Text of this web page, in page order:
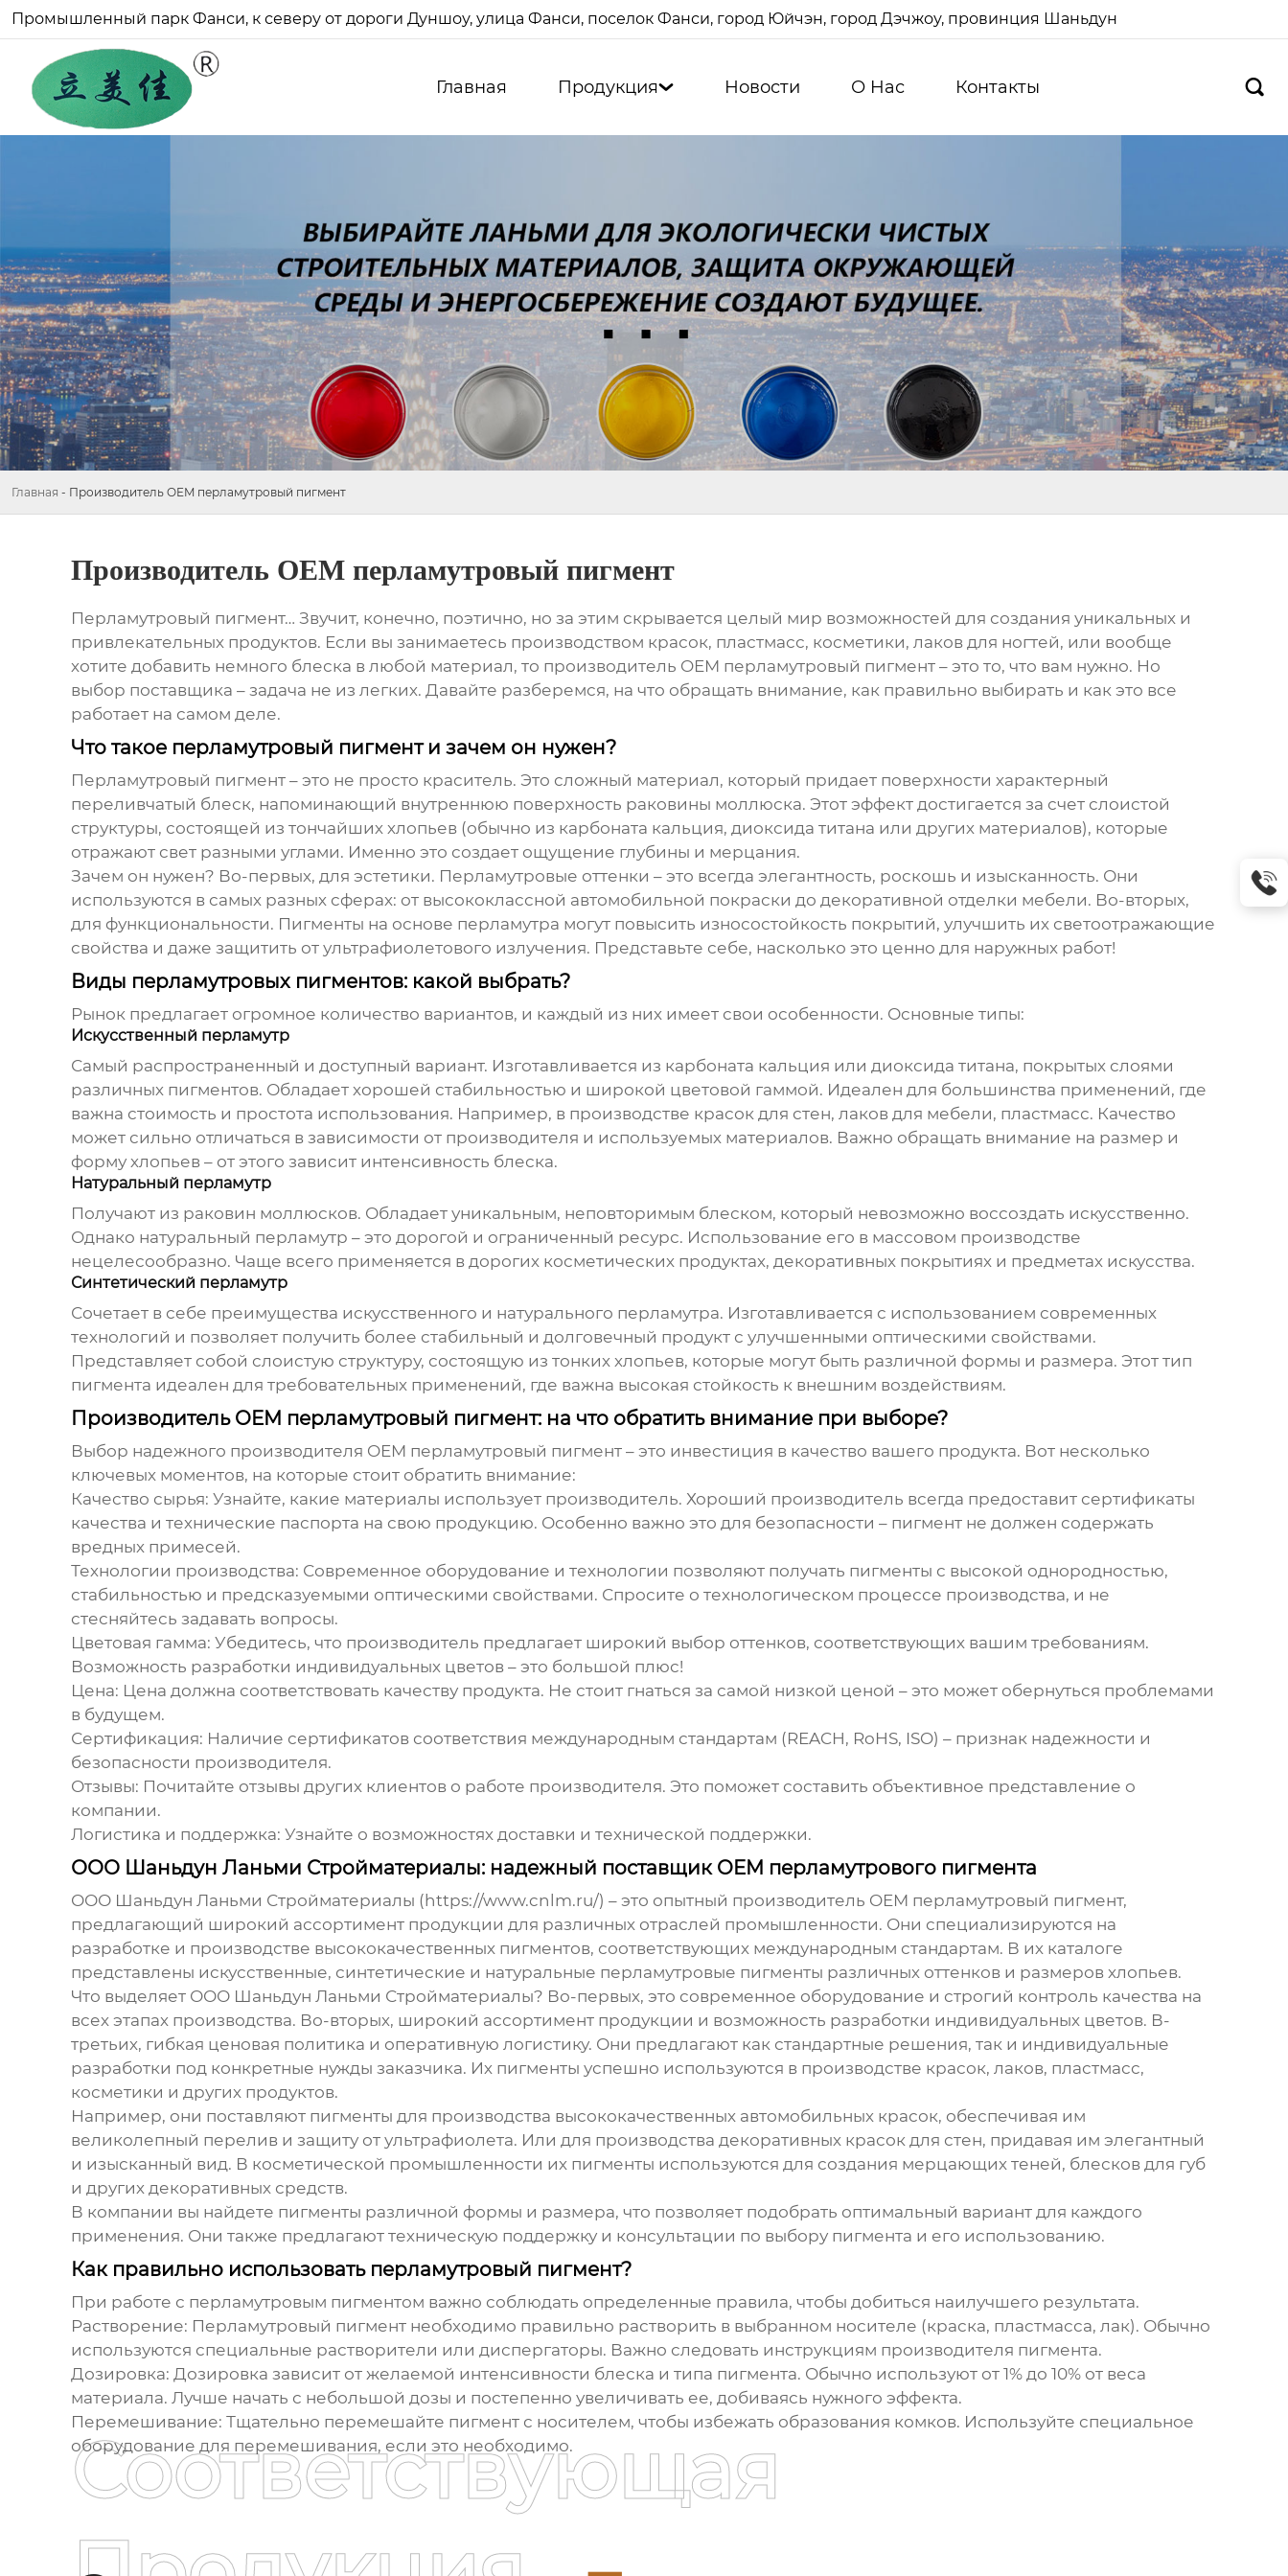
Промышленный парк Фанси, к северу от дороги Дуншоу, улица Фанси, поселок Фанси, город Юйчэн, город Дэчжоу, провинция Шаньдун
Главная Продукция Новости О Hас Контакты 
Главная - Производитель OEM перламутровый пигмент
Производитель OEM перламутровый пигмент
Перламутровый пигмент… Звучит, конечно, поэтично, но за этим скрывается целый мир возможностей для создания уникальных и
привлекательных продуктов. Если вы занимаетесь производством красок, пластмасс, косметики, лаков для ногтей, или вообще
хотите добавить немного блеска в любой материал, то производитель OEM перламутровый пигмент– это то, что вам нужно. Но
выбор поставщика – задача не из легких. Давайте разберемся, на что обращать внимание, как правильно выбирать и как это все
работает на самом деле.
Что такое перламутровый пигмент и зачем он нужен?
Перламутровый пигмент – это не просто краситель. Это сложный материал, который придает поверхности характерный
переливчатый блеск, напоминающий внутреннюю поверхность раковины моллюска. Этот эффект достигается за счет слоистой
структуры, состоящей из тончайших хлопьев (обычно из карбоната кальция, диоксида титана или других материалов), которые
отражают свет разными углами. Именно это создает ощущение глубины и мерцания.
Зачем он нужен? Во-первых, для эстетики. Перламутровые оттенки – это всегда элегантность, роскошь и изысканность. Они
используются в самых разных сферах: от высококлассной автомобильной покраски до декоративной отделки мебели. Во-вторых,
для функциональности. Пигменты на основе перламутра могут повысить износостойкость покрытий, улучшить их светоотражающие
свойства и даже защитить от ультрафиолетового излучения. Представьте себе, насколько это ценно для наружных работ!
Виды перламутровых пигментов: какой выбрать?
Рынок предлагает огромное количество вариантов, и каждый из них имеет свои особенности. Основные типы:
Искусственный перламутр
Самый распространенный и доступный вариант. Изготавливается из карбоната кальция или диоксида титана, покрытых слоями
различных пигментов. Обладает хорошей стабильностью и широкой цветовой гаммой. Идеален для большинства применений, где
важна стоимость и простота использования. Например, в производстве красок для стен, лаков для мебели, пластмасс. Качество
может сильно отличаться в зависимости от производителя и используемых материалов. Важно обращать внимание на размер и
форму хлопьев – от этого зависит интенсивность блеска.
Натуральный перламутр
Получают из раковин моллюсков. Обладает уникальным, неповторимым блеском, который невозможно воссоздать искусственно.
Однако натуральный перламутр – это дорогой и ограниченный ресурс. Использование его в массовом производстве
нецелесообразно. Чаще всего применяется в дорогих косметических продуктах, декоративных покрытиях и предметах искусства.
Синтетический перламутр
Сочетает в себе преимущества искусственного и натурального перламутра. Изготавливается с использованием современных
технологий и позволяет получить более стабильный и долговечный продукт с улучшенными оптическими свойствами.
Представляет собой слоистую структуру, состоящую из тонких хлопьев, которые могут быть различной формы и размера. Этот тип
пигмента идеален для требовательных применений, где важна высокая стойкость к внешним воздействиям.
Производитель OEM перламутровый пигмент: на что обратить внимание при выборе?
Выбор надежного производителя OEM перламутровый пигмент– это инвестиция в качество вашего продукта. Вот несколько
ключевых моментов, на которые стоит обратить внимание:
Качество сырья: Узнайте, какие материалы использует производитель. Хороший производитель всегда предоставит сертификаты
качества и технические паспорта на свою продукцию. Особенно важно это для безопасности – пигмент не должен содержать
вредных примесей.
Технологии производства: Современное оборудование и технологии позволяют получать пигменты с высокой однородностью,
стабильностью и предсказуемыми оптическими свойствами. Спросите о технологическом процессе производства, и не
стесняйтесь задавать вопросы.
Цветовая гамма: Убедитесь, что производитель предлагает широкий выбор оттенков, соответствующих вашим требованиям.
Возможность разработки индивидуальных цветов – это большой плюс!
Цена: Цена должна соответствовать качеству продукта. Не стоит гнаться за самой низкой ценой – это может обернуться проблемами
в будущем.
Сертификация: Наличие сертификатов соответствия международным стандартам (REACH, RoHS, ISO) – признак надежности и
безопасности производителя.
Отзывы: Почитайте отзывы других клиентов о работе производителя. Это поможет составить объективное представление о
компании.
Логистика и поддержка: Узнайте о возможностях доставки и технической поддержки.
ООО Шаньдун Ланьми Стройматериалы: надежный поставщик OEM перламутрового пигмента
ООО Шаньдун Ланьми Стройматериалы (https://www.cnlm.ru/) – это опытный производитель OEM перламутровый пигмент,
предлагающий широкий ассортимент продукции для различных отраслей промышленности. Они специализируются на
разработке и производстве высококачественных пигментов, соответствующих международным стандартам. В их каталоге
представлены искусственные, синтетические и натуральные перламутровые пигменты различных оттенков и размеров хлопьев.
Что выделяет ООО Шаньдун Ланьми Стройматериалы? Во-первых, это современное оборудование и строгий контроль качества на
всех этапах производства. Во-вторых, широкий ассортимент продукции и возможность разработки индивидуальных цветов. В-
третьих, гибкая ценовая политика и оперативную логистику. Они предлагают как стандартные решения, так и индивидуальные
разработки под конкретные нужды заказчика. Их пигменты успешно используются в производстве красок, лаков, пластмасс,
косметики и других продуктов.
Например, они поставляют пигменты для производства высококачественных автомобильных красок, обеспечивая им
великолепный перелив и защиту от ультрафиолета. Или для производства декоративных красок для стен, придавая им элегантный
и изысканный вид. В косметической промышленности их пигменты используются для создания мерцающих теней, блесков для губ
и других декоративных средств.
В компании вы найдете пигменты различной формы и размера, что позволяет подобрать оптимальный вариант для каждого
применения. Они также предлагают техническую поддержку и консультации по выбору пигмента и его использованию.
Как правильно использовать перламутровый пигмент?
При работе с перламутровым пигментом важно соблюдать определенные правила, чтобы добиться наилучшего результата.
Растворение: Перламутровый пигмент необходимо правильно растворить в выбранном носителе (краска, пластмасса, лак). Обычно
используются специальные растворители или диспергаторы. Важно следовать инструкциям производителя пигмента.
Дозировка: Дозировка зависит от желаемой интенсивности блеска и типа пигмента. Обычно используют от 1% до 10% от веса
материала. Лучше начать с небольшой дозы и постепенно увеличивать ее, добиваясь нужного эффекта.
Перемешивание: Тщательно перемешайте пигмент с носителем, чтобы избежать образования комков. Используйте специальное
оборудование для перемешивания, если это необходимо.
Соответствующая